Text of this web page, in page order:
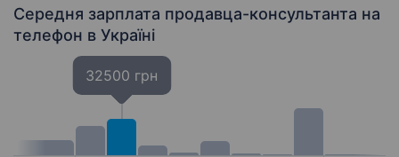
Середня зарплата продавца-консультанта на
телефон в Україні
32500 грн